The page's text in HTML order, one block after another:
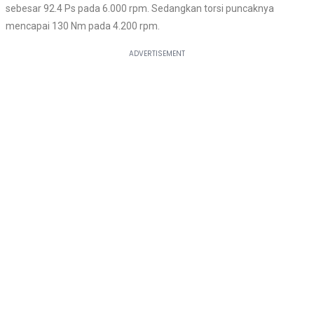
sebesar 92.4 Ps pada 6.000 rpm. Sedangkan torsi puncaknya
mencapai 130 Nm pada 4.200 rpm.